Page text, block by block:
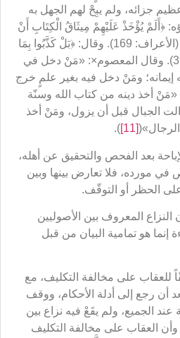
جزائه، ولم يبِحْ لهم الجهل به
﴿أَلَمْ يُؤْخَذْ عَلَيْهِمْ مِيثَاقُ الْكِتَابِ أَنْ
لاَ يَقُولُوا عَلَى اللهِ إِلاَّ الْحَقَّ﴾ (الأعراف: 169). وقال: ﴿بَلْ كَذَّبُوا بِمَا
لَمْ يُحِيطُوا بِعِلْمِهِ﴾ (يونس: 39). وقال المعصوم×: «مَنْ دخل في
إيمانه؛ ومَنْ دخل فيه بغير علمٍ خرج
أخذ دينه من كتاب الله وسنّة
الجبال قبل أن يزول، ومَنْ أخذ
[11]
).
بعد الفحص والتحقيق عن أهله،
مورده، فلا تعارض بينها وبين
الحظر أو التوقّف.
المعروف بين الأصوليين
إنما هو تمامية البيان من قبل
للعقاب على مخالفة التكليف، مع
أن رجع إلى أدلة الأحكام، ووقف
الجميع، ولم يقَعْ فيه نزاع بين
وأن العقاب على مخالفة التكليف